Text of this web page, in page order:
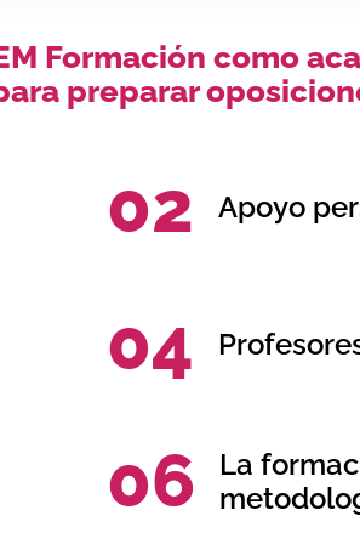
Formación como
preparar
02 Apoyo
04
06
La